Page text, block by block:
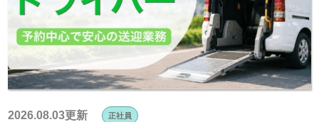
2026.08.03更新 正社員
e
b
o